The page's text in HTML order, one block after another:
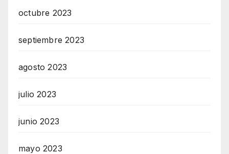
octubre 2023
septiembre 2023
agosto 2023
julio 2023
junio 2023
mayo 2023